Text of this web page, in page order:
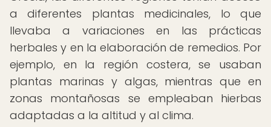
a diferentes plantas medicinales, lo que
llevaba a variaciones en las prácticas
herbales y en la elaboración de remedios. Por
ejemplo, en la región costera, se usaban
plantas marinas y algas, mientras que en
zonas montañosas se empleaban hierbas
adaptadas a la altitud y al clima.